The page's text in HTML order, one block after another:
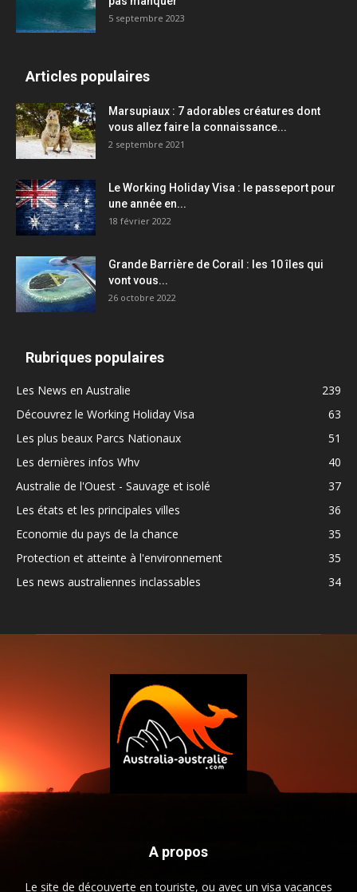
5 septembre 2023
Articles populaires
Marsupiaux : 7 adorables créatures dont
vous allez faire la connaissance...
2 septembre 2021
Le Working Holiday Visa : le passeport pour
une année en...
18 février 2022
Grande Barrière de Corail : les 10 îles qui
vont vous...
26 octobre 2022
Rubriques populaires
Les News en Australie
239
Découvrez le Working Holiday Visa
63
Les plus beaux Parcs Nationaux
51
Les dernières infos Whv
40
Australie de l'Ouest - Sauvage et isolé
37
Les états et les principales villes
36
Economie du pays de la chance
35
Protection et atteinte à l'environnement
35
Les news australiennes inclassables
34
A propos
Le site de découverte en touriste, ou avec un visa vacances